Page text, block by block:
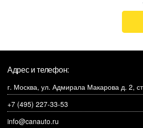
Адрес и телефон:
г. Москва, ул. Адмирала Макарова д. 2,
+7 (495) 227-33-53
info@canauto.ru